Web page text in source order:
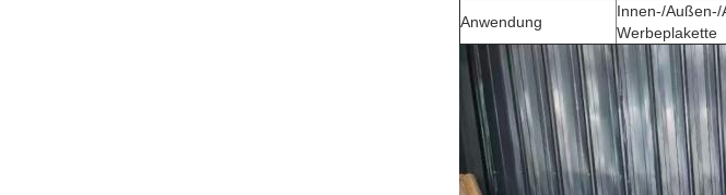
Anwendung
Innen-/Außen-/
Werbeplakette